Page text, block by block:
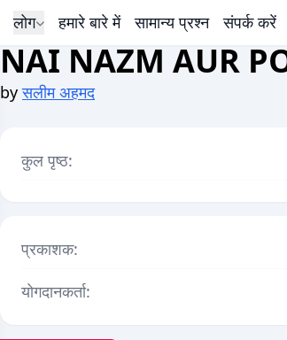
लोग हमारे बारे में सामान्य प्रश्न संपर्क करें
NAI NAZM AUR
byसलीम अहमद
कुल पृष्ठ:
प्रकाशक:
योगदानकर्ता: